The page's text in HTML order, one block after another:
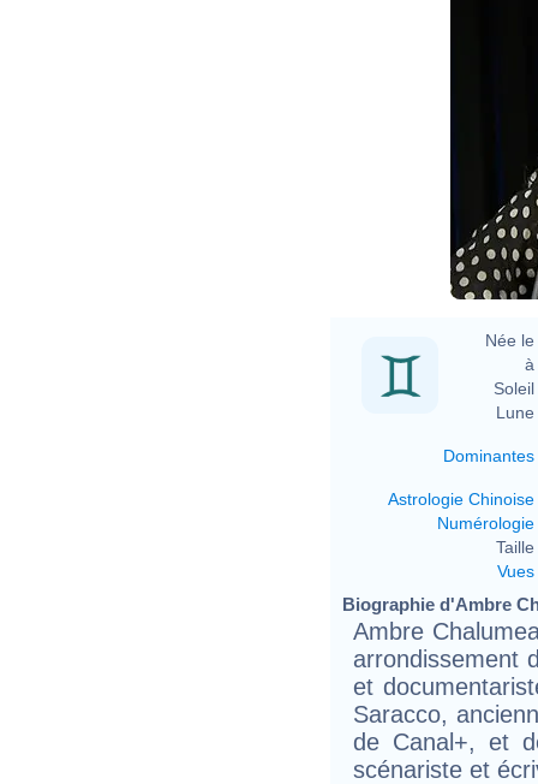
https://
Née le
à
Soleil
Lune
Dominantes
Astrologie Chinoise
Numérologie
Taille
Vues
Biographie d'Ambre
Ambre
arrondissement
et
Saracco,
de Canal+, et
scénariste et